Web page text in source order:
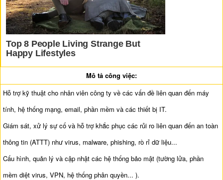
Mô tả công việc:
Hỗ trợ kỹ thuật cho nhân viên công ty về các vấn đề liên quan đến máy
tính, hệ thống mạng, email, phần mềm và các thiết bị IT.
Giám sát, xử lý sự cố và hỗ trợ khắc phục các rủi ro liên quan đến an toàn
thông tin (ATTT) như virus, malware, phishing, rò rỉ dữ liệu...
Cấu hình, quản lý và cập nhật các hệ thống bảo mật (tường lửa, phần
mềm diệt virus, VPN, hệ thống phân quyền... ).